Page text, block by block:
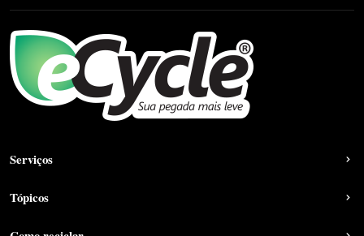
Serviços
Tópicos